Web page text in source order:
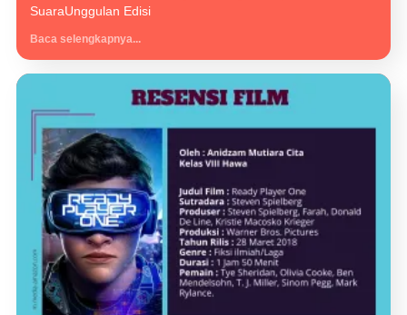
SuaraUnggulan Edisi
Baca selengkapnya...